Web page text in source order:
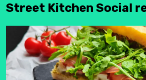
Street Kitchen Social